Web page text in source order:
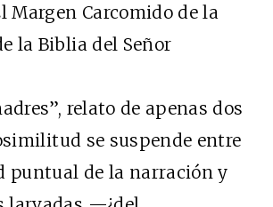
Margen Carcomido de la
la Biblia del Señor
relato de apenas dos
se suspende entre
puntual de la narración y